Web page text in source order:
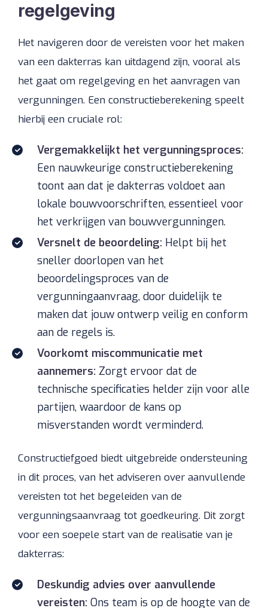
regelgeving
Het navigeren door de vereisten voor het maken
van een dakterras kan uitdagend zijn, vooral als
het gaat om regelgeving en het aanvragen van
vergunningen. Een constructieberekening speelt
hierbij een cruciale rol:
Vergemakkelijkt het vergunningsproces:
Een nauwkeurige constructieberekening
toont aan dat je dakterras voldoet aan
lokale bouwvoorschriften, essentieel voor
het verkrijgen van bouwvergunningen.
Versnelt de beoordeling: Helpt bij het
sneller doorlopen van het
beoordelingsproces van de
vergunningaanvraag, door duidelijk te
maken dat jouw ontwerp veilig en conform
aan de regels is.
Voorkomt miscommunicatie met
aannemers: Zorgt ervoor dat de
technische specificaties helder zijn voor alle
partijen, waardoor de kans op
misverstanden wordt verminderd.
Constructiefgoed biedt uitgebreide ondersteuning
in dit proces, van het adviseren over aanvullende
vereisten tot het begeleiden van de
vergunningsaanvraag tot goedkeuring. Dit zorgt
voor een soepele start van de realisatie van je
dakterras:
Deskundig advies over aanvullende
vereisten: Ons team is op de hoogte van de